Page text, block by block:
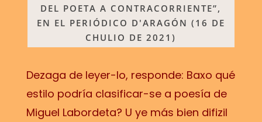
DEL POETA A CONTRACORRIENTE”,
EN EL PERIÓDICO D'ARAGÓN (16 DE
CHULIO DE 2021)
Dezaga de leyer-lo, responde: Baxo qué
estilo podría clasificar-se a poesía de
Miguel Labordeta? U ye más bien difizil